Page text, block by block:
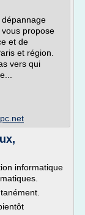
propose
et de
et région.
vers qui
informatique